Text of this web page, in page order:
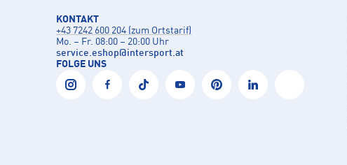
KONTAKT
+43 7242 600 204 (zum Ortstarif)
Mo. – Fr. 08:00 – 20:00 Uhr
service.eshop@intersport.at
FOLGE UNS